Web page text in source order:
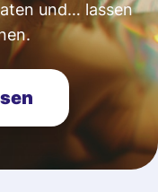
und… lassen